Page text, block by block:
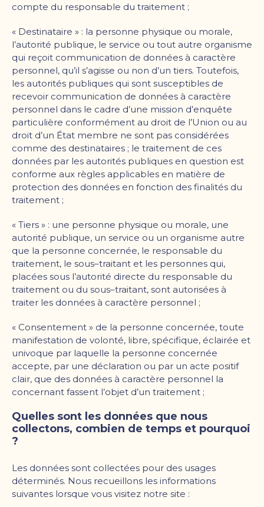
compte du responsable du traitement ;
« Destinataire » : la personne physique ou morale,
l’autorité publique, le service ou tout autre organisme
qui reçoit communication de données à caractère
personnel, qu’il s’agisse ou non d’un tiers. Toutefois,
les autorités publiques qui sont susceptibles de
recevoir communication de données à caractère
personnel dans le cadre d’une mission d’enquête
particulière conformément au droit de l’Union ou au
droit d’un État membre ne sont pas considérées
comme des destinataires ; le traitement de ces
données par les autorités publiques en question est
conforme aux règles applicables en matière de
protection des données en fonction des finalités du
traitement ;
« Tiers » : une personne physique ou morale, une
autorité publique, un service ou un organisme autre
que la personne concernée, le responsable du
traitement, le sous–traitant et les personnes qui,
placées sous l’autorité directe du responsable du
traitement ou du sous–traitant, sont autorisées à
traiter les données à caractère personnel ;
« Consentement » de la personne concernée, toute
manifestation de volonté, libre, spécifique, éclairée et
univoque par laquelle la personne concernée
accepte, par une déclaration ou par un acte positif
clair, que des données à caractère personnel la
concernant fassent l’objet d’un traitement ;
Quelles sont les données que nous
collectons, combien de temps et pourquoi
?
Les données sont collectées pour des usages
déterminés. Nous recueillons les informations
suivantes lorsque vous visitez notre site :